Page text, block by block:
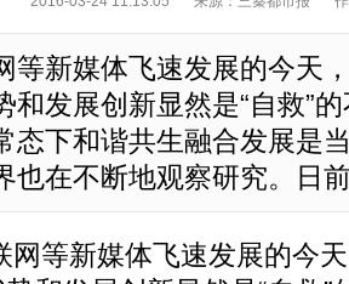
等新媒体飞速发展的今天
和发展创新显然是“自救”
态下和谐共生融合发展是
也在不断地观察研究。日
网等新媒体飞速发展的今